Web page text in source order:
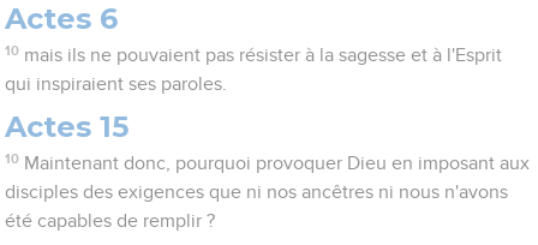
Actes 6
10 mais ils ne pouvaient pas résister à la sagesse et à l'Esprit
qui inspiraient ses paroles.
Actes 15
10 Maintenant donc, pourquoi provoquer Dieu en imposant aux
disciples des exigences que ni nos ancêtres ni nous n'avons
été capables de remplir ?